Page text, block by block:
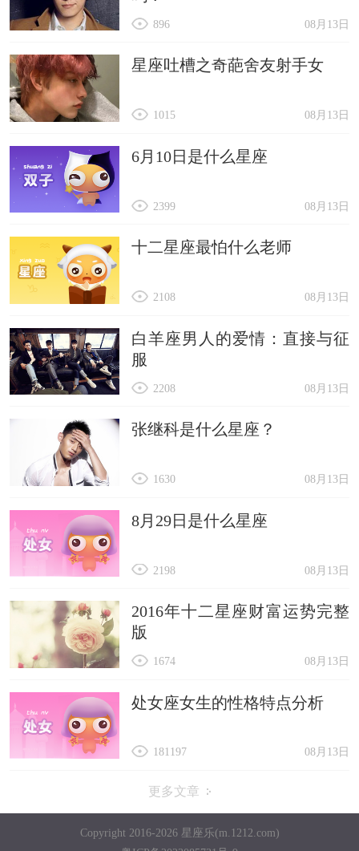
08月13日
896
星座吐槽之奇葩舍友射手女
08月13日
1015
6月10日是什么星座
08月13日
2399
十二星座最怕什么老师
08月13日
2108
白羊座男人的爱情：直接与征
服
08月13日
2208
张继科是什么星座？
08月13日
1630
8月29日是什么星座
08月13日
2198
2016年十二星座财富运势完整
版
08月13日
1674
处女座女生的性格特点分析
08月13日
181197
更多文章
Copyright 2016-2026 星座乐(m.1212.com)